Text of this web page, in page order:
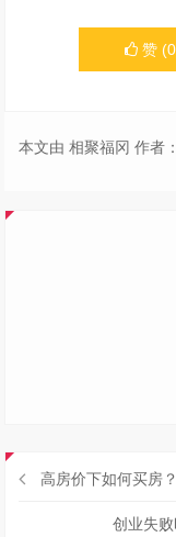
赞 (0
本文由 相聚福冈 作者：
高房价下如何买房
创业失